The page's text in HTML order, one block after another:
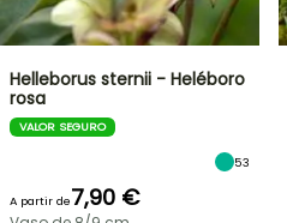
Helleborus sternii - Heléboro
rosa
VALOR SEGURO
53
A partir de7,90 €